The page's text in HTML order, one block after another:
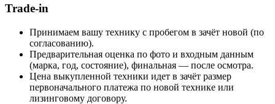
Trade-in
Принимаем вашу технику с пробегом в зачёт новой (по
согласованию).
Предварительная оценка по фото и входным данным
(марка, год, состояние), финальная — после осмотра.
Цена выкупленной техники идет в зачёт размер
первоначального платежа по новой технике или
лизинговому договору.